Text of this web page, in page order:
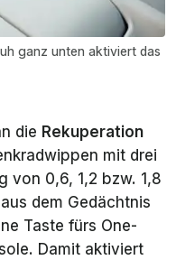
ganz unten aktiviert das
die Rekuperation
mit drei
von 0,6, 1,2 bzw. 1,8
dem Gedächtnis
Taste fürs One-
Damit aktiviert